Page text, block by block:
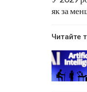
як за
Читайте